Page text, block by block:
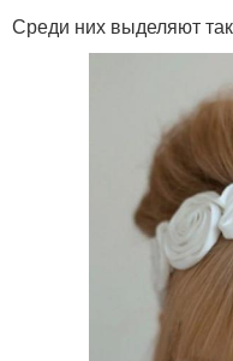
Среди них выделяют